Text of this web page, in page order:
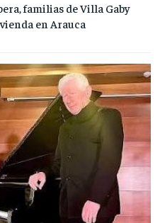
familias de Villa Gaby
en Arauca